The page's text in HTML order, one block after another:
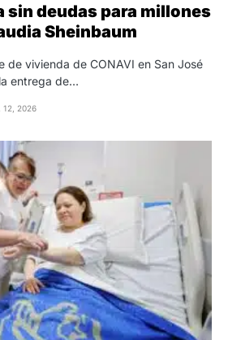
sin deudas para millones
Sheinbaum
de vivienda de CONAVI en San José
entrega de…
12, 2026